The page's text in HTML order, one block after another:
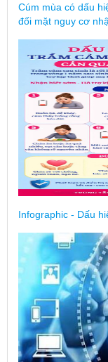
Cúm mùa có dấu
đối mặt nguy cơ
Infographic - Dấu